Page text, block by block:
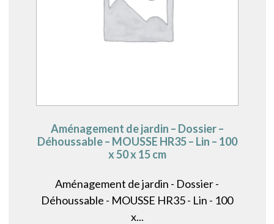
Aménagement de jardin – Dossier –
Déhoussable – MOUSSE HR35 – Lin – 100
x 50 x 15 cm
Aménagement de jardin - Dossier -
Déhoussable - MOUSSE HR35 - Lin - 100
x...